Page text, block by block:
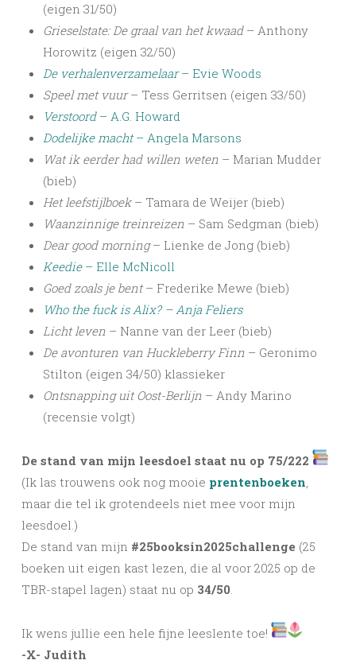
(eigen 31/50)
Grieselstate: De graal van het kwaad– Anthony
Horowitz (eigen 32/50)
De verhalenverzamelaar– Evie Woods
Speel met vuur– Tess Gerritsen (eigen 33/50)
Verstoord– A.G. Howard
Dodelijke macht– Angela Marsons
Wat ik eerder had willen weten – Marian Mudder
(bieb)
Het leefstijlboek– Tamara de Weijer (bieb)
Waanzinnige treinreizen – Sam Sedgman (bieb)
Dear good morning– Lienke de Jong (bieb)
Keedie– Elle McNicoll
Goed zoals je bent– Frederike Mewe (bieb)
Who the fuck is Alix? – Anja Feliers
Licht leven – Nanne van der Leer (bieb)
De avonturen van Huckleberry Finn – Geronimo
Stilton (eigen 34/50) klassieker
Ontsnapping uit Oost-Berlijn – Andy Marino
(recensie volgt)
De stand van mijn leesdoel staat nu op 75/222
(Ik las trouwens ook nog mooie prentenboeken,
maar die tel ik grotendeels niet mee voor mijn
leesdoel.)
De stand van mijn #25booksin2025challenge (25
boeken uit eigen kast lezen, die al voor 2025 op de
TBR-stapel lagen) staat nu op 34/50.
Ik wens jullie een hele fijne leeslente toe!
-X- Judith